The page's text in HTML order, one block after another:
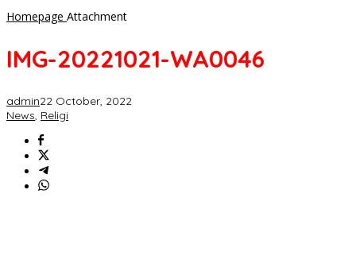
Homepage Attachment
IMG-20221021-WA0046
admin22 October, 2022
News, Religi